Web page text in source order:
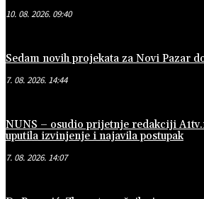
10. 08. 2026. 09:40
Sedam novih projekata za Novi Pazar
7. 08. 2026. 14:44
NUNS – osudio prijetnje redakciji
uputila izvinjenje i najavila postupak
7. 08. 2026. 14:07